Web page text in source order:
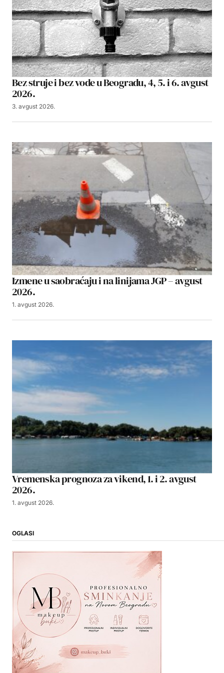
Bez struje i bez vode u Beogradu, 4, 5. i 6. avgust
2026.
3. avgust 2026.
Izmene u saobraćaju i na linijama JGP – avgust
2026.
1. avgust 2026.
Vremenska prognoza za vikend, 1. i 2. avgust
2026.
1. avgust 2026.
OGLASI